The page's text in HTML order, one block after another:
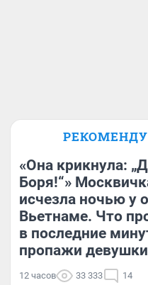
«Она крикнула:
Боря!“»
исчезла ночью у
Вьетнаме. Что
в последние
пропажи девушки
12 часов 33 333 14